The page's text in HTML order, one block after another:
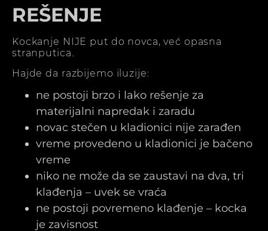
REŠENJE
Kockanje NIJE put do novca, već opasna
stranputica.
Hajde da razbijemo iluzije:
ne postoji brzo i lako rešenje za
materijalni napredak i zaradu
novac stečen u kladionici nije zarađen
vreme provedeno u kladionici je bačeno
vreme
niko ne može da se zaustavi na dva, tri
klađenja – uvek se vraća
ne postoji povremeno klađenje – kocka
je zavisnost